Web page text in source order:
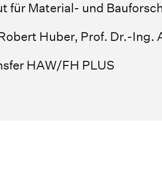
für Material- und
Huber, Prof. Dr.-Ing.
HAW/FH PLUS